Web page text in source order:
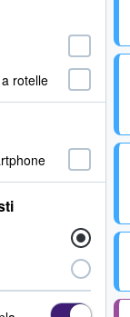
rotelle